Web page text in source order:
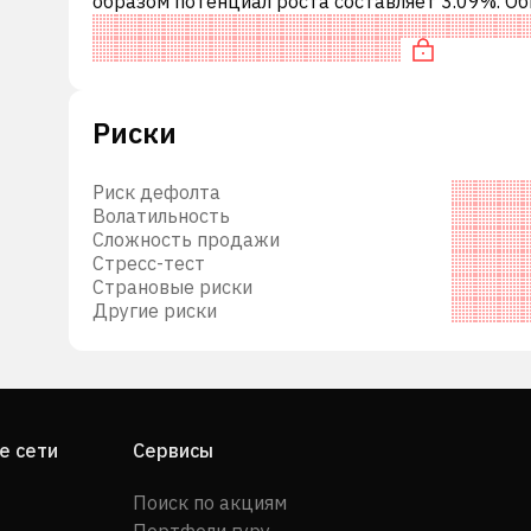
это означает рекомендацию «ДЕРЖАТЬ»
инвестиционных компаний. Эта н
Риски
Риск дефолта
Волатильность
Сложность продажи
Стресс-тест
Страновые риски
Другие риски
сети Сервисы
Поиск по акциям